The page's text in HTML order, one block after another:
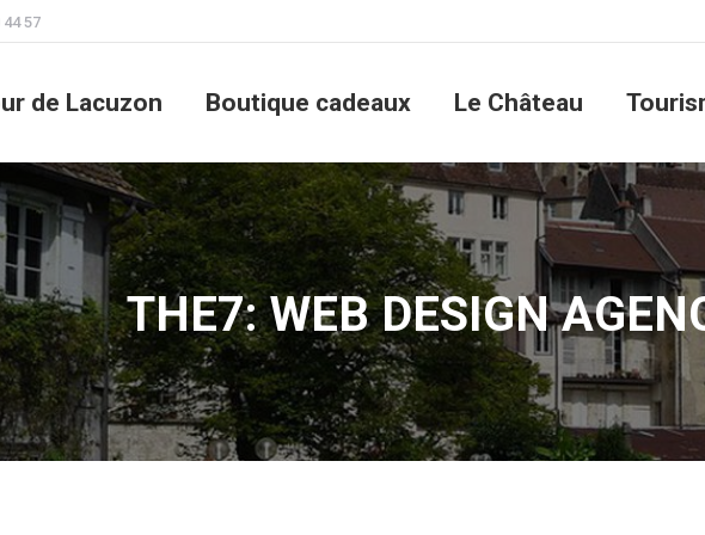
44 57
de Lacuzon Boutique cadeaux Le Château
THE7: WEB DESIGN
Boutique cadeaux Le Château Tourisme